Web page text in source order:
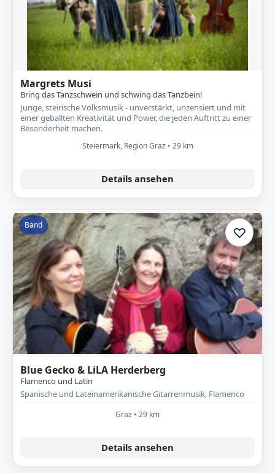
Margrets Musi
Bring das Tanzschwein und schwing das Tanzbein!
Junge, steirische Volksmusik - unverstärkt, unzensiert und mit
einer geballten Kreativität und Power, die jeden Auftritt zu einer
Besonderheit machen.
Steiermark, Region Graz • 29 km
Details ansehen
Band ♡Zur
Blue Gecko & LiLA Herderberg
Flamenco und Latin
Spanische und Lateinamerikanische Gitarrenmusik, Flamenco
Graz • 29 km
Details ansehen